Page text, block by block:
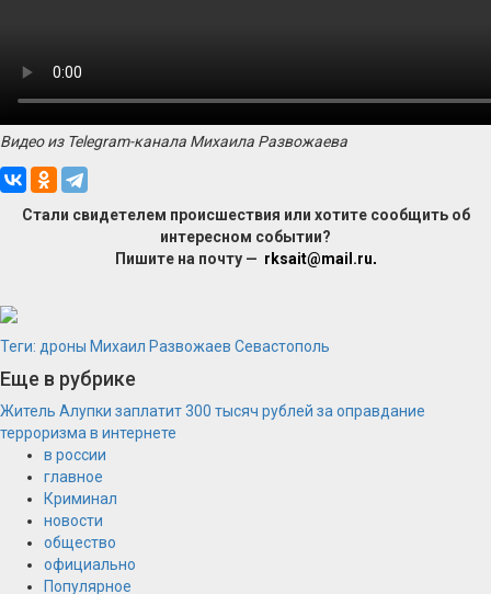
Видео из Telegram-канала Михаила Развожаева
Стали свидетелем происшествия или хотите сообщить об
интересном событии?
Пишите на почту — rksait@mail.ru.
Теги: дроны Михаил Развожаев Севастополь
Еще в рубрике
Житель Алупки заплатит 300 тысяч рублей за оправдание
терроризма в интернете
в россии
главное
Криминал
новости
общество
официально
Популярное